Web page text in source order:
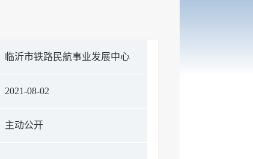
临沂市铁路民航事业发展中心
2021-08-02
主动公开